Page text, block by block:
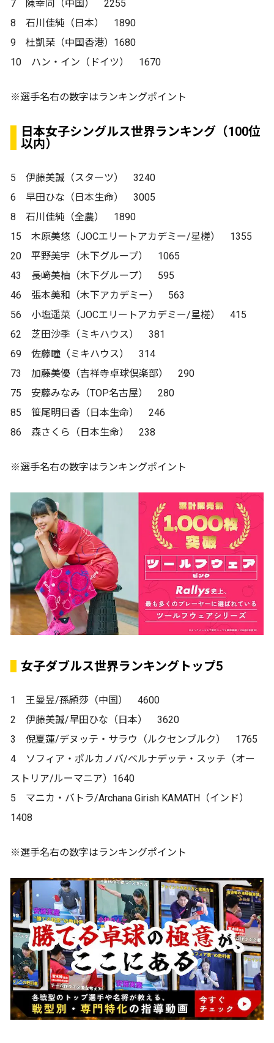
7 陳幸同（中国） 2255
8 石川佳純（日本） 1890
9 杜凱琹（中国香港）1680
10 ハン・イン（ドイツ） 1670
※選手名右の数字はランキングポイント
日本女子シングルス世界ランキング（100位
以内）
5 伊藤美誠（スターツ） 3240
6 早田ひな（日本生命） 3005
8 石川佳純（全農） 1890
15 木原美悠（JOCエリートアカデミー/星槎） 1355
20 平野美宇（木下グループ） 1065
43 長﨑美柚（木下グループ） 595
46 張本美和（木下アカデミー） 563
56 小塩遥菜（JOCエリートアカデミー/星槎） 415
62 芝田沙季（ミキハウス） 381
69 佐藤瞳（ミキハウス） 314
73 加藤美優（吉祥寺卓球倶楽部） 290
75 安藤みなみ（TOP名古屋） 280
85 笹尾明日香（日本生命） 246
86 森さくら（日本生命） 238
※選手名右の数字はランキングポイント
女子ダブルス世界ランキングトップ5
1 王曼昱/孫頴莎（中国） 4600
2 伊藤美誠/早田ひな（日本） 3620
3 倪夏蓮/デヌッテ・サラウ（ルクセンブルク） 1765
4 ソフィア・ポルカノバ/ベルナデッテ・スッチ（オー
ストリア/ルーマニア）1640
5 マニカ・バトラ/Archana Girish KAMATH（インド）
1408
※選手名右の数字はランキングポイント